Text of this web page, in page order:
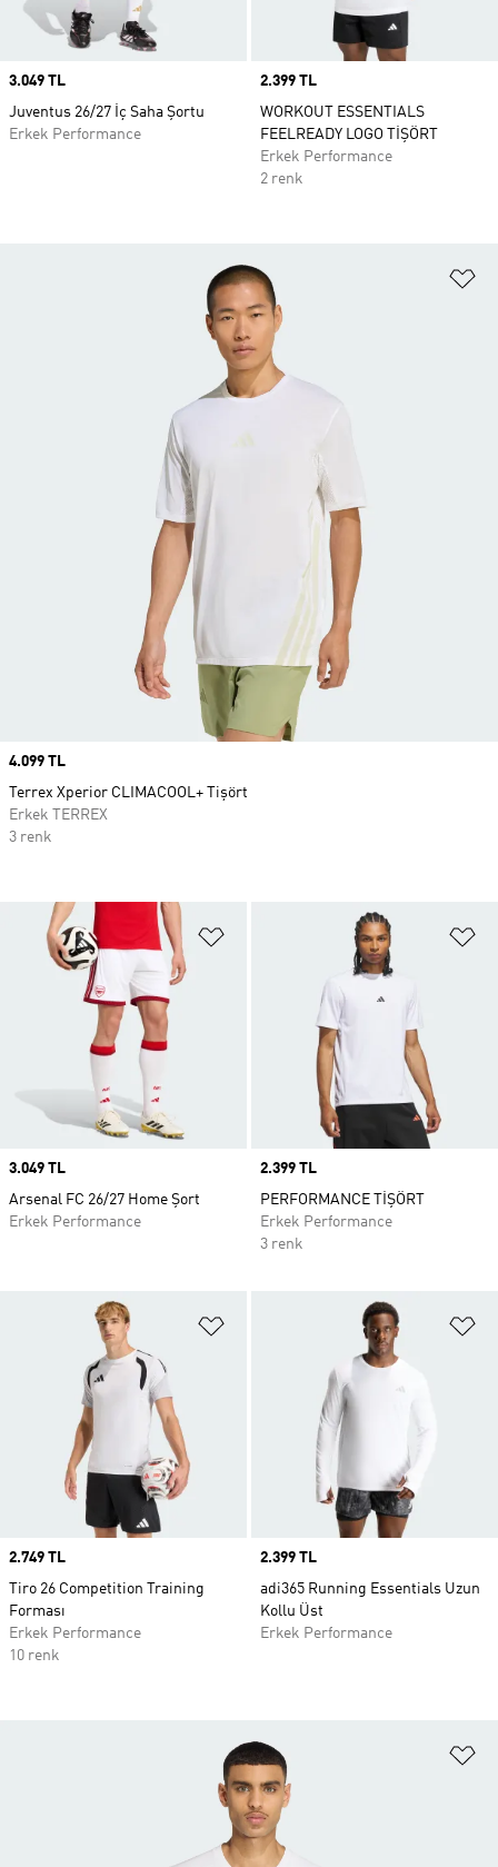
Price
3.049 TL
Juventus 26/27 İç Saha Şortu
Erkek Performance
Price
2.399 TL
WORKOUT ESSENTIALS
FEELREADY LOGO TİŞÖRT
Erkek Performance
2 renk
Favori Listesine Ekle
Price
3.049 TL
Arsenal FC 26/27 Home Şort
Erkek Performance
Price
2.399 TL
PERFORMANCE TİŞÖRT
Erkek Performance
3 renk
Favori Listesine Ekle
Price
2.749 TL
Tiro 26 Competition Training
Forması
Erkek Performance
10 renk
Price
2.399 TL
adi365 Running Essentials Uzun
Kollu Üst
Erkek Performance
Price
4.099 TL
Terrex Xperior CLIMACOOL+ Tişört
Erkek TERREX
3 renk